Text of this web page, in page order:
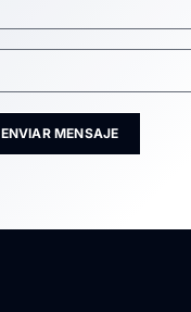
ENVIAR MENSAJE